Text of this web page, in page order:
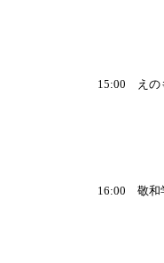
いつか王
リベ
（アン
15:00 えの
ナイトア
瞳はダイ
ティア
16:00 敬和
Take
Marin
（アンコ